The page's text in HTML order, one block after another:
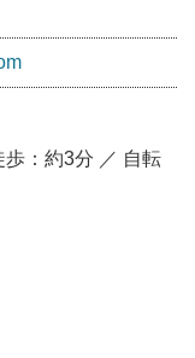
：約3分 ／ 自転